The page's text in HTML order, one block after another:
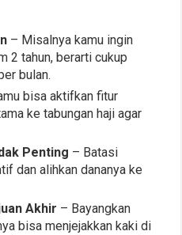
– Misalnya kamu ingin
2 tahun, berarti cukup
bulan.
bisa aktifkan fitur
ke tabungan haji agar
Penting – Batasi
dan alihkan dananya ke
Akhir – Bayangkan
bisa menjejakkan kaki di